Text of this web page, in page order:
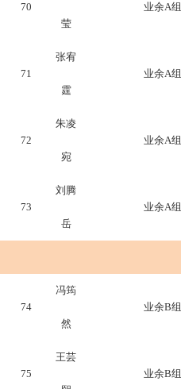
70
莹
业余A组
71
张宥
霆
业余A组
72
朱凌
宛
业余A组
73
刘腾
岳
业余A组
74
冯筠
然
业余B组
75
王芸
业余B组